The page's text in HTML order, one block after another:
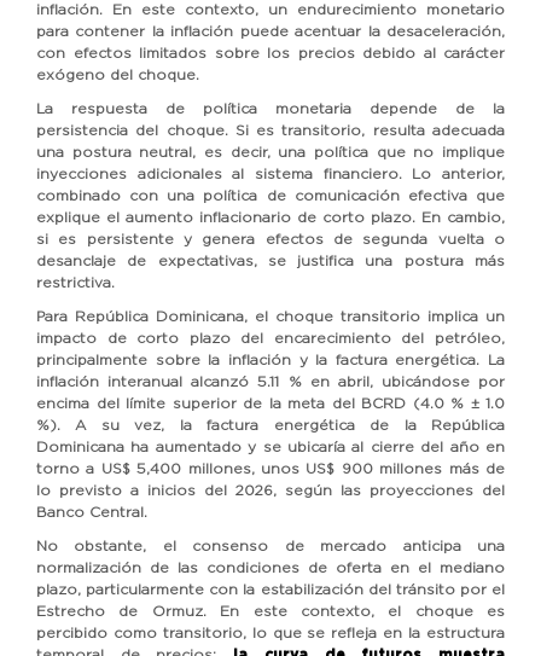
inflación. En este contexto, un endurecimiento monetario
para contener la inflación puede acentuar la desaceleración,
con efectos limitados sobre los precios debido al carácter
exógeno del choque.
La respuesta de política monetaria depende de la
persistencia del choque. Si es transitorio, resulta adecuada
una postura neutral, es decir, una política que no implique
inyecciones adicionales al sistema financiero. Lo anterior,
combinado con una política de comunicación efectiva que
explique el aumento inflacionario de corto plazo. En cambio,
si es persistente y genera efectos de segunda vuelta o
desanclaje de expectativas, se justifica una postura más
restrictiva.
Para República Dominicana, el choque transitorio implica un
impacto de corto plazo del encarecimiento del petróleo,
principalmente sobre la inflación y la factura energética. La
inflación interanual alcanzó 5.11 % en abril, ubicándose por
encima del límite superior de la meta del BCRD (4.0 % ± 1.0
%). A su vez, la factura energética de la República
Dominicana ha aumentado y se ubicaría al cierre del año en
torno a US$ 5,400 millones, unos US$ 900 millones más de
lo previsto a inicios del 2026, según las proyecciones del
Banco Central.
No obstante, el consenso de mercado anticipa una
normalización de las condiciones de oferta en el mediano
plazo, particularmente con la estabilización del tránsito por el
Estrecho de Ormuz. En este contexto, el choque es
percibido como transitorio, lo que se refleja en la estructura